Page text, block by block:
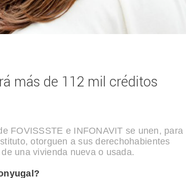
más de 112 mil créditos
FOVISSSTE e INFONAVIT se unen, para
otorguen a sus derechohabientes
una vivienda nueva o usada.